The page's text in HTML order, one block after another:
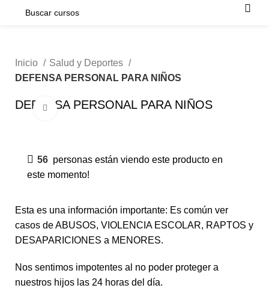
Inicio
Salud y Deportes
DEFENSA PERSONAL PARA NIÑOS
DEFENSA PERSONAL PARA NIÑOS
Click para agrandar
56 personas están viendo este producto en
este momento!
Esta es una información importante: Es común ver
casos de ABUSOS, VIOLENCIA ESCOLAR, RAPTOS y
DESAPARICIONES a MENORES.
Nos sentimos impotentes al no poder proteger a
nuestros hijos las 24 horas del día.